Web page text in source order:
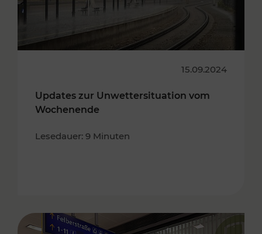
15.09.2024
Updates zur Unwettersituation vom
Wochenende
Lesedauer: 9 Minuten